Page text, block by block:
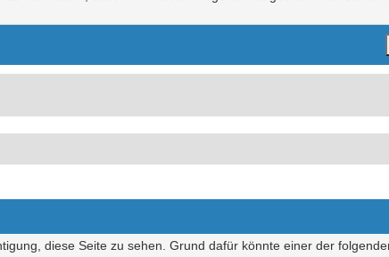
diese Seite zu sehen. Grund dafür könnte einer der